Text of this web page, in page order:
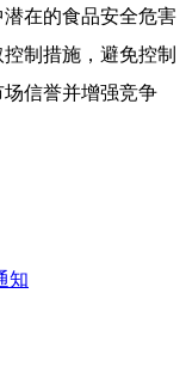
在的食品安全危害
制措施，避免控制
信誉并增强竞争
知